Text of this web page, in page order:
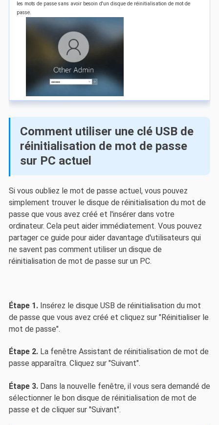
les mots de passe sans avoir besoin d'un disque de réinitialisation de mot de
passe.
Comment utiliser une clé USB de
réinitialisation de mot de passe
sur PC actuel
Si vous oubliez le mot de passe actuel, vous pouvez
simplement trouver le disque de réinitialisation du mot de
passe que vous avez créé et l'insérer dans votre
ordinateur. Cela peut aider immédiatement. Vous pouvez
partager ce guide pour aider davantage d'utilisateurs qui
ne savent pas comment utiliser un disque de
réinitialisation de mot de passe sur un PC.
Étape 1.Insérez le disque USB de réinitialisation du mot
de passe que vous avez créé et cliquez sur "Réinitialiser le
mot de passe".
Étape 2.La fenêtre Assistant de réinitialisation de mot de
passe apparaîtra. Cliquez sur "Suivant".
Étape 3.Dans la nouvelle fenêtre, il vous sera demandé de
sélectionner le bon disque de réinitialisation de mot de
passe et de cliquer sur "Suivant".